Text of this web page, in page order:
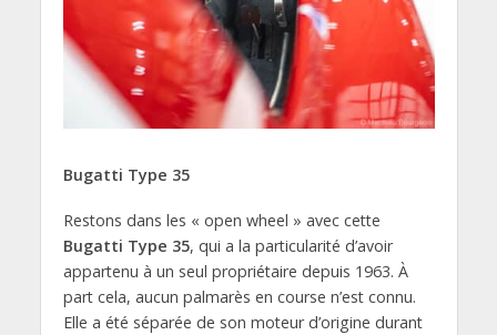
Bugatti Type 35
Restons dans les « open wheel » avec cette
Bugatti Type 35, qui a la particularité d’avoir
appartenu à un seul propriétaire depuis 1963. À
part cela, aucun palmarès en course n’est connu.
Elle a été séparée de son moteur d’origine durant